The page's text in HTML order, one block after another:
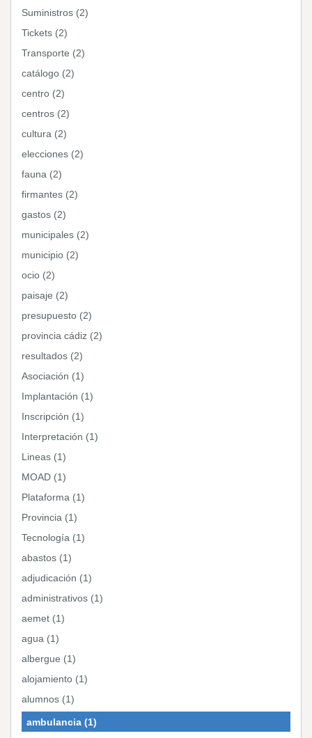
Suministros (2)
Tickets (2)
Transporte (2)
catálogo (2)
centro (2)
centros (2)
cultura (2)
elecciones (2)
fauna (2)
firmantes (2)
gastos (2)
municipales (2)
municipio (2)
ocio (2)
paisaje (2)
presupuesto (2)
provincia cádiz (2)
resultados (2)
Asociación (1)
Implantación (1)
Inscripción (1)
Interpretación (1)
Lineas (1)
MOAD (1)
Plataforma (1)
Provincia (1)
Tecnología (1)
abastos (1)
adjudicación (1)
administrativos (1)
aemet (1)
agua (1)
albergue (1)
alojamiento (1)
alumnos (1)
ambulancia (1)